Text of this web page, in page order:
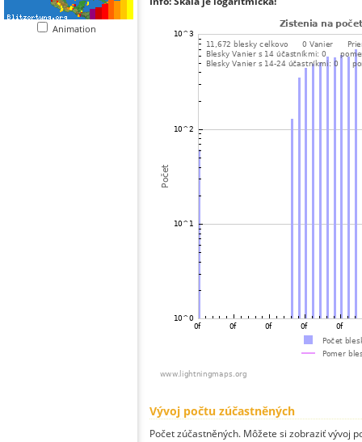
Animation
Vývoj počtu zúčastněných
Počet zúčastněných. Môžete si zobraziť vývoj